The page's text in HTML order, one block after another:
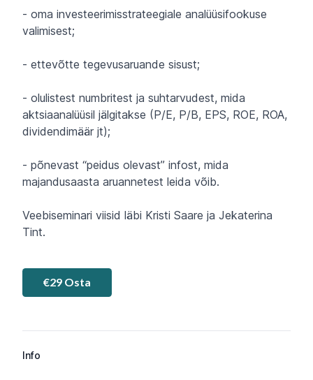
- oma investeerimisstrateegiale analüüsifookuse
valimisest;
- ettevõtte tegevusaruande sisust;
- olulistest numbritest ja suhtarvudest, mida
aktsiaanalüüsil jälgitakse (P/E, P/B, EPS, ROE, ROA,
dividendimäär jt);
- põnevast “peidus olevast” infost, mida
majandusaasta aruannetest leida võib.
Veebiseminari viisid läbi Kristi Saare ja Jekaterina
Tint.
€29 Osta
Info